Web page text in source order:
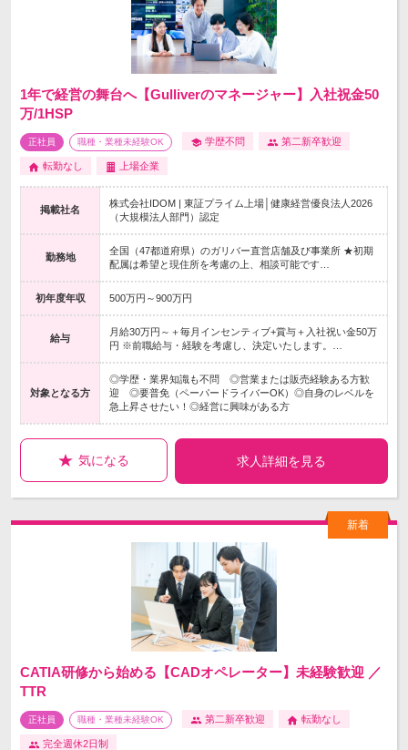
1年で経営の舞台へ【Gulliverのマネージャー】入社祝金50
万/1HSP
正社員 職種・業種未経験OK 学歴不問 第二新卒歓迎
転勤なし 上場企業
掲載社名
株式会社IDOM | 東証プライム上場│健康経営優良法人2026
（大規模法人部門）認定
勤務地
全国（47都道府県）のガリバー直営店舗及び事業所 ★初期
配属は希望と現住所を考慮の上、相談可能です…
初年度年収 500万円～900万円
給与
月給30万円～＋毎月インセンティブ+賞与＋入社祝い金50万
円 ※前職給与・経験を考慮し、決定いたします。…
対象となる方
◎学歴・業界知識も不問 ◎営業または販売経験ある方歓
迎 ◎要普免（ペーパードライバーOK）◎自身のレベルを
急上昇させたい！◎経営に興味がある方
気になる 求人詳細を見る
CATIA研修から始める【CADオペレーター】未経験歓迎 ／
TTR
正社員 職種・業種未経験OK 第二新卒歓迎 転勤なし
完全週休2日制